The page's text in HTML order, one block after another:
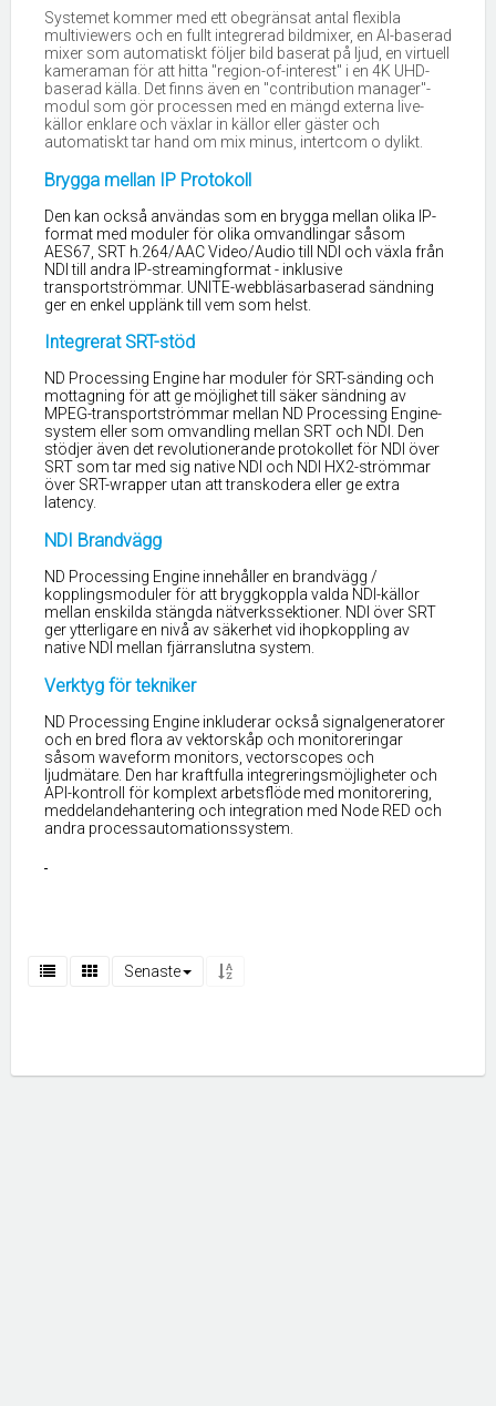
Systemet kommer med ett obegränsat antal flexibla
multiviewers och en fullt integrerad bildmixer, en AI-baserad
mixer som automatiskt följer bild baserat på ljud, en virtuell
kameraman för att hitta "region-of-interest" i en 4K UHD-
baserad källa. Det finns även en "contribution manager"-
modul som gör processen med en mängd externa live-
källor enklare och växlar in källor eller gäster och
automatiskt tar hand om mix minus, intertcom o dylikt.
Brygga mellan IP Protokoll
Den kan också användas som en brygga mellan olika IP-
format med moduler för olika omvandlingar såsom
AES67, SRT h.264/AAC Video/Audio till NDI och växla från
NDI till andra IP-streamingformat - inklusive
transportströmmar. UNITE-webbläsarbaserad sändning
ger en enkel upplänk till vem som helst.
Integrerat SRT-stöd
ND Processing Engine har moduler för SRT-sänding och
mottagning för att ge möjlighet till säker sändning av
MPEG-transportströmmar mellan ND Processing Engine-
system eller som omvandling mellan SRT och NDI. Den
stödjer även det revolutionerande protokollet för NDI över
SRT som tar med sig native NDI och NDI HX2-strömmar
över SRT-wrapper utan att transkodera eller ge extra
latency.
NDI Brandvägg
ND Processing Engine innehåller en brandvägg /
kopplingsmoduler för att bryggkoppla valda NDI-källor
mellan enskilda stängda nätverkssektioner. NDI över SRT
ger ytterligare en nivå av säkerhet vid ihopkoppling av
native NDI mellan fjärranslutna system.
Verktyg för tekniker
ND Processing Engine inkluderar också signalgeneratorer
och en bred flora av vektorskåp och monitoreringar
såsom waveform monitors, vectorscopes och
ljudmätare. Den har kraftfulla integreringsmöjligheter och
API-kontroll för komplext arbetsflöde med monitorering,
meddelandehantering och integration med Node RED och
andra processautomationssystem.
Senaste